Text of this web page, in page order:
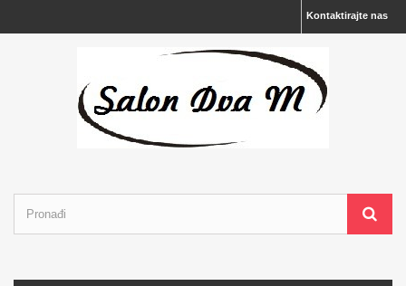
Kontaktirajte nas